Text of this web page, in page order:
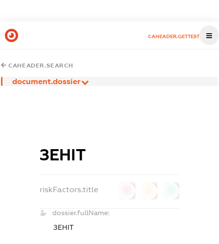
CAHEADER.GETTEST
CAHEADER.SEARCH
document.dossier
ЗЕНІТ
riskFactors.title
dossier.fullName:
ЗЕНІТ